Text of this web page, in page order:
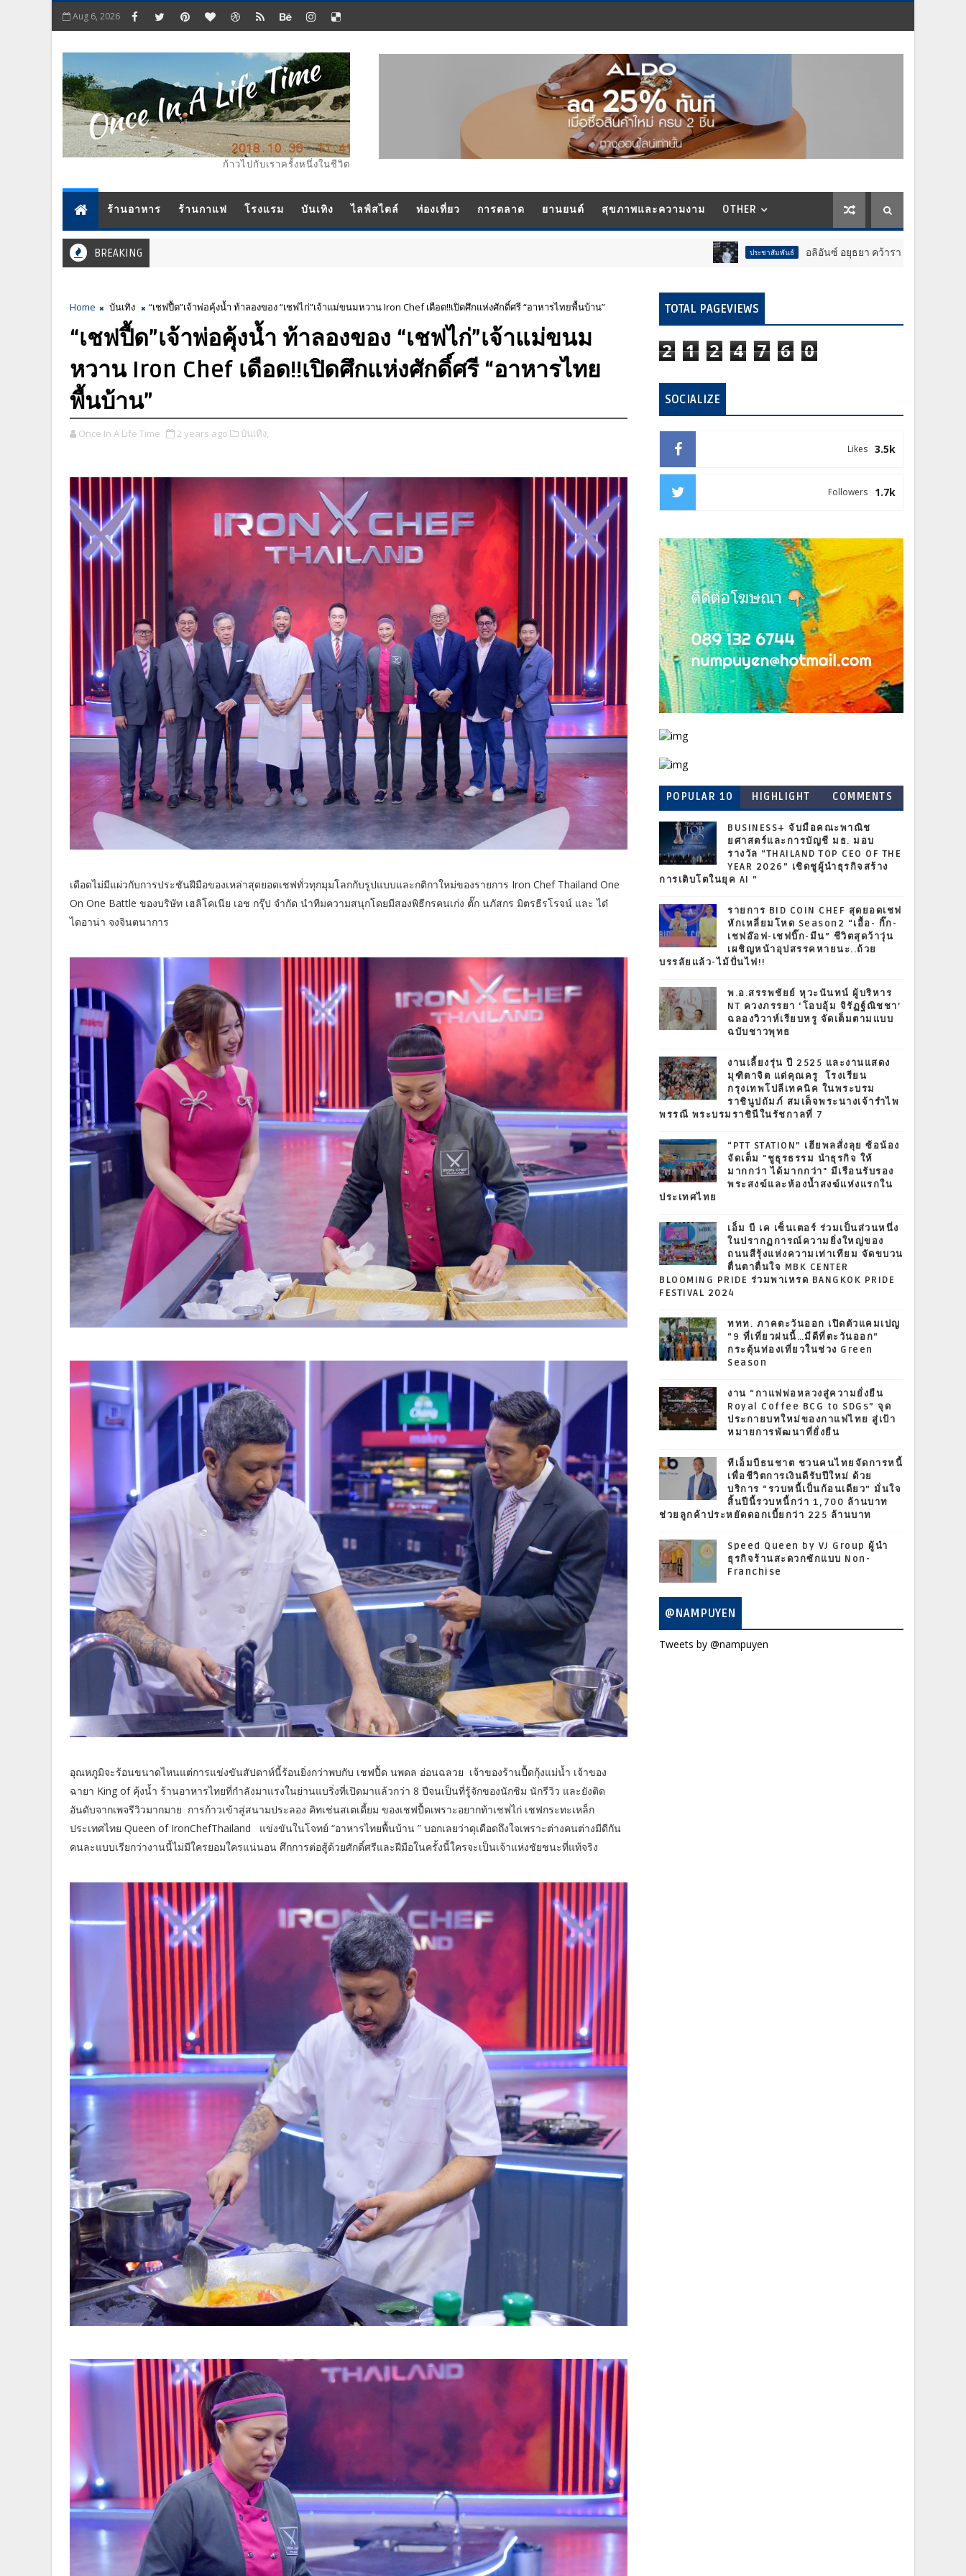
Aug 6, 2026
ก้าวไปกับเราครั้งหนึ่งในชีวิต
ร้านอาหาร ร้านกาแฟ โรงแรม บันเทิง ไลฟ์สไตล์ ท่องเที่ยว การตลาด ยานยนต์ สุขภาพและความงาม OTHER
BREAKING อลิอันซ์ อยุธยา คว้ารางวัล Trusted Life Partner Award
Home บันเทิง “เชฟปื้ด”เจ้าพ่อคุ้งน้ำ ท้าลองของ “เชฟไก่”เจ้าแม่ขนมหวาน Iron Chef เดือด!!เปิดศึกแห่งศักดิ์ศรี “อาหารไทยพื้นบ้าน”
“เชฟปื้ด”เจ้าพ่อคุ้งน้ำ ท้าลองของ “เชฟไก่”เจ้าแม่ขนม
หวาน Iron Chef เดือด!!เปิดศึกแห่งศักดิ์ศรี “อาหารไทย
พื้นบ้าน”
Once In A Life Time 2 years ago บันเทิง,
เดือดไม่มีแผ่วกับการประชันฝีมือของเหล่าสุดยอดเชฟทั่วทุกมุมโลกกับรูปแบบและกติกาใหม่ของรายการ Iron Chef Thailand One
On One Battle ของบริษัท เฮลิโคเนีย เอช กรุ๊ป จำกัด นำทีมความสนุกโดยมีสองพิธีกรคนเก่ง ตั๊ก นภัสกร มิตรธีรโรจน์ และ ได๋
ไดอาน่า จงจินตนาการ
อุณหภูมิจะร้อนขนาดไหนแต่การแข่งขันสัปดาห์นี้ร้อนยิ่งกว่าพบกับ เชฟปื้ด นพดล อ่อนฉลวย เจ้าของร้านปื้ดกุ้งแม่น้ำ เจ้าของ
ฉายา King of คุ้งน้ำ ร้านอาหารไทยที่กำลังมาแรงในย่านแบริ่งที่เปิดมาแล้วกว่า 8 ปีจนเป็นที่รู้จักของนักชิม นักรีวิว และยังติด
อันดับจากเพจรีวิวมากมาย การก้าวเข้าสู่สนามประลอง คิทเช่นสเตเดี้ยม ของเชฟปื้ดเพราะอยากท้าเชฟไก่ เชฟกระทะเหล็ก
ประเทศไทย Queen of IronChefThailand แข่งขันในโจทย์ “อาหารไทยพื้นบ้าน ” บอกเลยว่าดุเดือดถึงใจเพราะต่างคนต่างมีดีกัน
คนละแบบเรียกว่างานนี้ไม่มีใครยอมใครแน่นอน ศึกการต่อสู้ด้วยศักดิ์ศรีและฝีมือในครั้งนี้ใครจะเป็นเจ้าแห่งชัยชนะที่แท้จริง
TOTAL PAGEVIEWS
2 1 2 4 7 6 0
SOCIALIZE
3.5k
Likes
1.7k
Followers
POPULAR 10 HIGHLIGHT COMMENTS
BUSINESS+ จับมือคณะพาณิช
ยศาสตร์และการบัญชี มธ. มอบ
รางวัล “THAILAND TOP CEO OF THE
YEAR 2026” เชิดชูผู้นำธุรกิจสร้าง
การเติบโตในยุค AI ”
รายการ BID COIN CHEF สุดยอดเชฟ
หักเหลี่ยมโหด Season2 “เอื้อ- กิ๊ก-
เชฟอ๊อฟ-เชฟบิ๊ก-มีน” ชีวิตสุดว้าวุ่น
เผชิญหน้าอุปสรรคหายนะ..ถ้วย
บรรลัยแล้ว-ไม้ปั่นไฟ!!
พ.อ.สรรพชัยย์ หุวะนันทน์ ผู้บริหาร
NT ควงภรรยา ‘โอบอุ้ม จิรัฏฐ์ณิชชา’
ฉลองวิวาห์เรียบหรู จัดเต็มตามแบบ
ฉบับชาวพุทธ
งานเลี้ยงรุ่น ปี 2525 และงานแสดง
มุฑิตาจิต แด่คุณครู โรงเรียน
กรุงเทพโปลีเทคนิค ในพระบรม
ราชินูปถัมภ์ สมเด็จพระนางเจ้ารำไพ
พรรณี พระบรมราชินีในรัชกาลที่ 7
“PTT STATION” เฮียพลสั่งลุย ซ้อน้อง
จัดเต็ม "ชูธุรธรรม นำธุรกิจ ให้
มากกว่า ได้มากกว่า" มีเรือนรับรอง
พระสงฆ์และห้องน้ำสงฆ์แห่งแรกใน
ประเทศไทย
เอ็ม บี เค เซ็นเตอร์ ร่วมเป็นส่วนหนึ่ง
ในปรากฏการณ์ความยิ่งใหญ่ของ
ถนนสีรุ้งแห่งความเท่าเทียม จัดขบวน
ตื่นตาตื่นใจ MBK CENTER
BLOOMING PRIDE ร่วมพาเหรด BANGKOK PRIDE
FESTIVAL 2024
ททท. ภาคตะวันออก เปิดตัวแคมเปญ
“9 ที่เที่ยวฝนนี้…มีดีที่ตะวันออก”
กระตุ้นท่องเที่ยวในช่วง Green
Season
งาน “กาแฟพ่อหลวงสู่ความยั่งยืน
Royal Coffee BCG to SDGs” จุด
ประกายบทใหม่ของกาแฟไทย สู่เป้า
หมายการพัฒนาที่ยั่งยืน
ทีเอ็มบีธนชาต ชวนคนไทยจัดการหนี้
เพื่อชีวิตการเงินดีรับปีใหม่ ด้วย
บริการ “รวบหนี้เป็นก้อนเดียว” มั่นใจ
สิ้นปีนี้รวบหนี้กว่า 1,700 ล้านบาท
ช่วยลูกค้าประหยัดดอกเบี้ยกว่า 225 ล้านบาท
Speed Queen by VJ Group ผู้นำ
ธุรกิจร้านสะดวกซักแบบ Non-
Franchise
@NAMPUYEN
Tweets by @nampuyen